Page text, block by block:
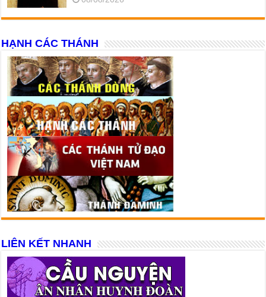
HẠNH CÁC THÁNH
LIÊN KẾT NHANH